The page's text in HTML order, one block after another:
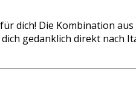
dich! Die Kombination
gedanklich direkt nach